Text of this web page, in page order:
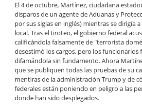
El 4 de octubre, Martínez, ciudadana
disparos de un agente de Aduanas y
por sus siglas en inglés) mientras se dirigía
local. Tras el tiroteo, el gobierno federal
calificándola falsamente de "terrorista
desestimó los cargos, pero los funcionarios
difamándola sin fundamento. Ahora
que se publiquen todas las pruebas de su
mentiras de la administración Trump y de
federales están poniendo en peligro a las
donde han sido desplegados.